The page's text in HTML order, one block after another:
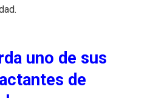
uno de sus
de